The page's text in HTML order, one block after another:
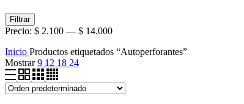
Filtrar
Precio: $ 2.100 — $ 14.000
Inicio Productos etiquetados “Autoperforantes”
Mostrar9 12 18 24